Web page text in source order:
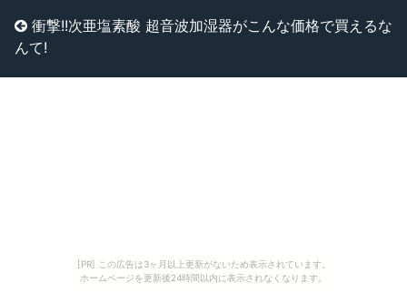
[PR] この広告は3ヶ月以上更新がないため表示されています。
ホームページを更新後24時間以内に表示されなくなります。
衝撃!!次亜塩素酸 超音波加湿器がこんな価格で買えるな
んて!